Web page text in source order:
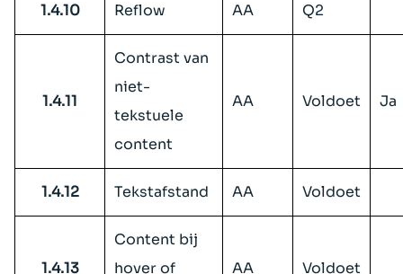
1.4.10 Reflow AA Q2
1.4.11
Contrast van
niet-
tekstuele
content
AA Voldoet Ja
1.4.12 Tekstafstand AA Voldoet
1.4.13
Content bij
hover of
AA Voldoet